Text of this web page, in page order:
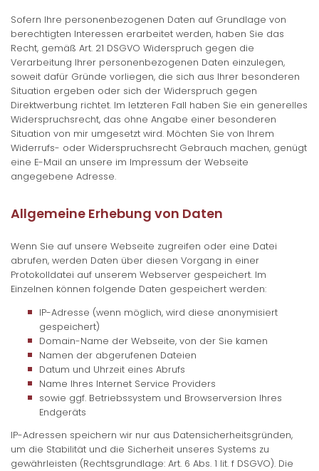
Sofern Ihre personenbezogenen Daten auf Grundlage von
berechtigten Interessen erarbeitet werden, haben Sie das
Recht, gemäß Art. 21 DSGVO Widerspruch gegen die
Verarbeitung Ihrer personenbezogenen Daten einzulegen,
soweit dafür Gründe vorliegen, die sich aus Ihrer besonderen
Situation ergeben oder sich der Widerspruch gegen
Direktwerbung richtet. Im letzteren Fall haben Sie ein generelles
Widerspruchsrecht, das ohne Angabe einer besonderen
Situation von mir umgesetzt wird. Möchten Sie von Ihrem
Widerrufs- oder Widerspruchsrecht Gebrauch machen, genügt
eine E-Mail an unsere im Impressum der Webseite
angegebene Adresse.
Allgemeine Erhebung von Daten
Wenn Sie auf unsere Webseite zugreifen oder eine Datei
abrufen, werden Daten über diesen Vorgang in einer
Protokolldatei auf unserem Webserver gespeichert. Im
Einzelnen können folgende Daten gespeichert werden:
IP-Adresse (wenn möglich, wird diese anonymisiert
gespeichert)
Domain-Name der Webseite, von der Sie kamen
Namen der abgerufenen Dateien
Datum und Uhrzeit eines Abrufs
Name Ihres Internet Service Providers
sowie ggf. Betriebssystem und Browserversion Ihres
Endgeräts
IP-Adressen speichern wir nur aus Datensicherheitsgründen,
um die Stabilität und die Sicherheit unseres Systems zu
gewährleisten (Rechtsgrundlage: Art. 6 Abs. 1 lit. f DSGVO). Die